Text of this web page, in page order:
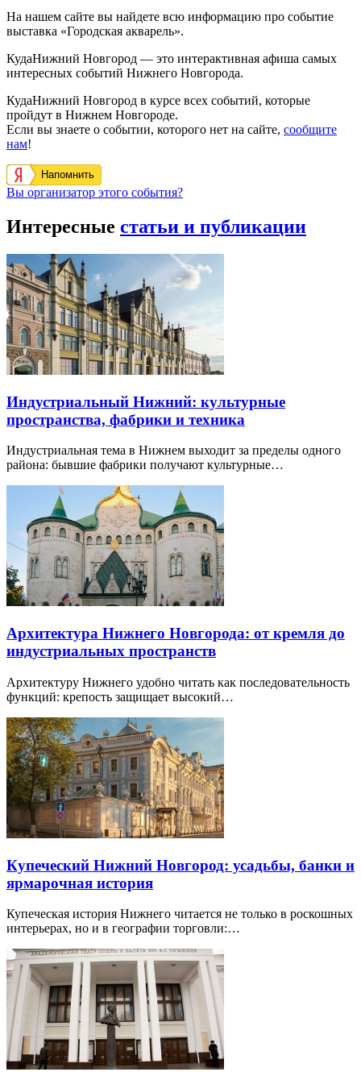
На нашем сайте вы найдете всю информацию про событие
выставка «Городская акварель».
КудаНижний Новгород — это интерактивная афиша самых
интересных событий Нижнего Новгорода.
КудаНижний Новгород в курсе всех событий, которые
пройдут в Нижнем Новгороде.
Если вы знаете о событии, которого нет на сайте, сообщите
нам!
Напомнить
Вы организатор этого события?
Интересные статьи и публикации
Индустриальный Нижний: культурные
пространства, фабрики и техника
Индустриальная тема в Нижнем выходит за пределы одного
района: бывшие фабрики получают культурные…
Архитектура Нижнего Новгорода: от кремля до
индустриальных пространств
Архитектуру Нижнего удобно читать как последовательность
функций: крепость защищает высокий…
Купеческий Нижний Новгород: усадьбы, банки и
ярмарочная история
Купеческая история Нижнего читается не только в роскошных
интерьерах, но и в географии торговли:…